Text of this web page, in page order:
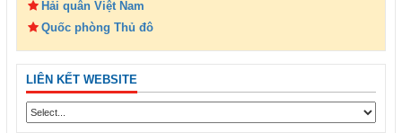
Hải quân Việt Nam
Quốc phòng Thủ đô
LIÊN KẾT WEBSITE